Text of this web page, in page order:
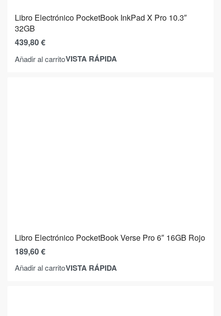
Libro Electrónico PocketBook InkPad X Pro 10.3″
32GB
439,80€
Añadir al carritoVISTA RÁPIDA
Libro Electrónico PocketBook Verse Pro 6″ 16GB Rojo
189,60€
Añadir al carritoVISTA RÁPIDA